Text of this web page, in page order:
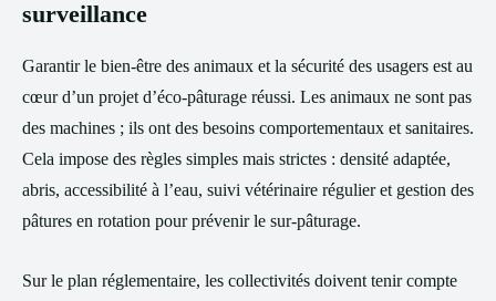
surveillance
Garantir le bien‑être des animaux et la sécurité des usagers est au
cœur d’un projet d’éco‑pâturage réussi. Les animaux ne sont pas
des machines ; ils ont des besoins comportementaux et sanitaires.
Cela impose des règles simples mais strictes : densité adaptée,
abris, accessibilité à l’eau, suivi vétérinaire régulier et gestion des
pâtures en rotation pour prévenir le sur‑pâturage.
Sur le plan réglementaire, les collectivités doivent tenir compte